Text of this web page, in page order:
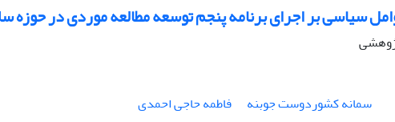
سیاسی بر اجرای برنامه پنجم توسعه مطالعه موردی در حوزه
سمانه کشوردوست جوبنه
فاطمه حاجی احمدی